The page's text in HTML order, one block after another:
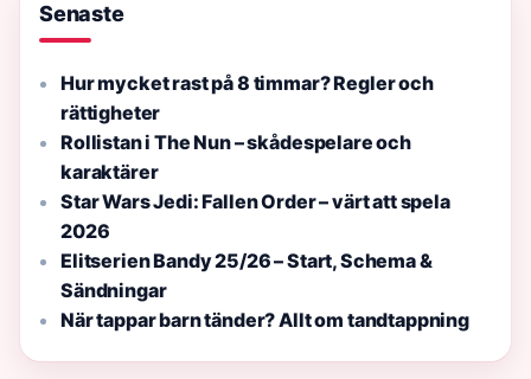
Senaste
Hur mycket rast på 8 timmar? Regler och
rättigheter
Rollistan i The Nun – skådespelare och
karaktärer
Star Wars Jedi: Fallen Order – värt att spela
2026
Elitserien Bandy 25/26 – Start, Schema &
Sändningar
När tappar barn tänder? Allt om tandtappning